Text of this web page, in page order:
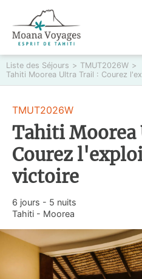
Liste des Séjours > TMUT2026W >
Tahiti Moorea Ultra Trail : Courez
TMUT2026W
Tahiti Moorea
Courez
victoire
6 jours - 5 nuits
Tahiti - Moorea